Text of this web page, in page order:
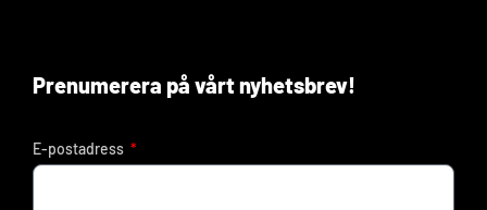
Prenumerera på vårt nyhetsbrev!
E-postadress